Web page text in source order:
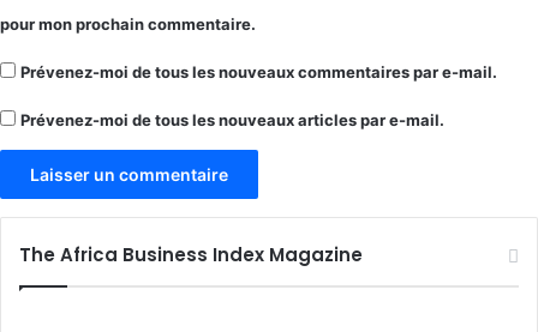
pour mon prochain commentaire.
Prévenez-moi de tous les nouveaux commentaires par e-mail.
Prévenez-moi de tous les nouveaux articles par e-mail.
The Africa Business Index Magazine